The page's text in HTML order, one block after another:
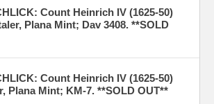
Count Heinrich IV (1625-50)
Plana Mint; Dav 3408. **SOLD
Count Heinrich IV (1625-50)
Plana Mint; KM-7. **SOLD OUT**